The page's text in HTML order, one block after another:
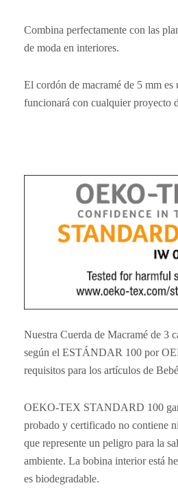
Combina perfectamente con las
de moda en interiores.​
El cordón de macramé de 5 mm es
funcionará con cualquier proyecto
Nuestra Cuerda de Macramé de 3
según el ESTÁNDAR 100 por
requisitos para los artículos de
OEKO-TEX STANDARD 100
probado y certificado no contiene
que represente un peligro para la
ambiente. La bobina interior está
es biodegradable.